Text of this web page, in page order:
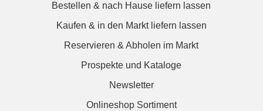
Bestellen & nach Hause liefern lassen
Kaufen & in den Markt liefern lassen
Reservieren & Abholen im Markt
Prospekte und Kataloge
Newsletter
Onlineshop Sortiment